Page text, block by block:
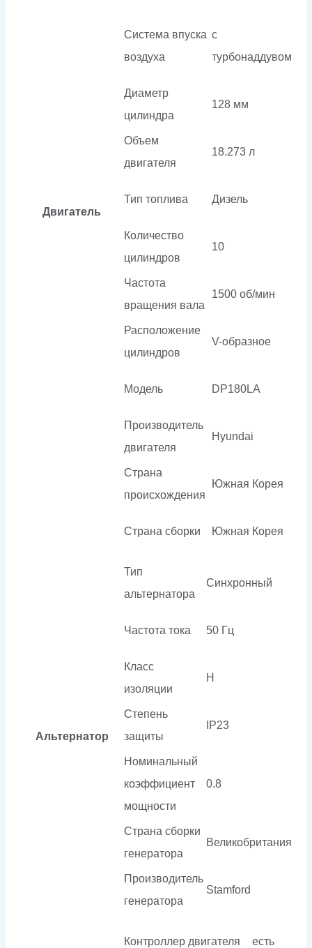
Двигатель
Система впуска
воздуха
с
турбонаддувом
Диаметр
цилиндра
128 мм
Объем
двигателя
18.273 л
Тип топлива Дизель
Количество
цилиндров
10
Частота
вращения вала
1500 об/мин
Расположение
цилиндров
V-образное
Модель DP180LA
Производитель
двигателя
Hyundai
Страна
происхождения
Южная Корея
Страна сборки Южная Корея
Альтернатор
Тип
альтернатора
Синхронный
Частота тока 50 Гц
Класс
изоляции
H
Степень
защиты
IP23
Номинальный
коэффициент
мощности
0.8
Страна сборки
генератора
Великобритания
Производитель
генератора
Stamford
Контроллер двигателя есть